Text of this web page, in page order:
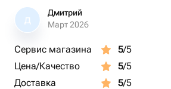
Д
Дмитрий
Март 2026
Сервис магазина 5/5
Цена/Качество
5/5
Доставка
5/5